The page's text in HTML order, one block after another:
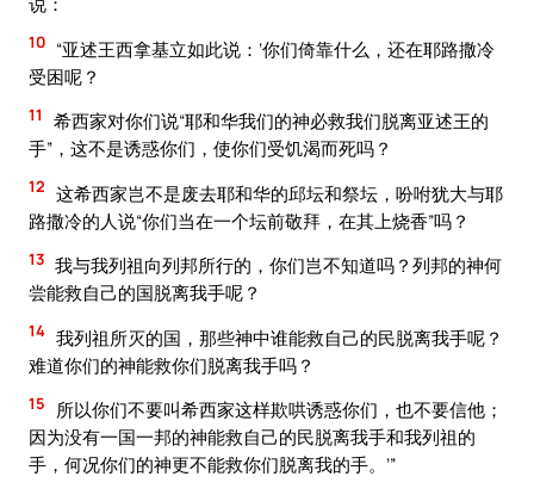
10 “亚述王西拿基立如此说：‘你们倚靠什么，还在耶路撒冷
受困呢？
11
希西家对你们说“耶和华我们的神必救我们脱离亚述王的
手”，这不是诱惑你们，使你们受饥渴而死吗？
12 这希西家岂不是废去耶和华的邱坛和祭坛，吩咐犹大与耶
路撒冷的人说“你们当在一个坛前敬拜，在其上烧香”吗？
13 我与我列祖向列邦所行的，你们岂不知道吗？列邦的神何
尝能救自己的国脱离我手呢？
14 我列祖所灭的国，那些神中谁能救自己的民脱离我手呢？
难道你们的神能救你们脱离我手吗？
15
所以你们不要叫希西家这样欺哄诱惑你们，也不要信他；
因为没有一国一邦的神能救自己的民脱离我手和我列祖的
手，何况你们的神更不能救你们脱离我的手。’”